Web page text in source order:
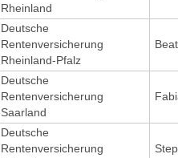
Rheinland
Deutsche
Rentenversicherung
Rheinland-Pfalz
Deutsche
Rentenversicherung
Saarland
Deutsche
Rentenversicherung